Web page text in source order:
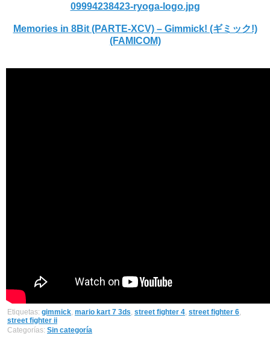
09994238423-ryoga-logo.jpg
Memories in 8Bit (PARTE-XCV) – Gimmick! (ギミック!)
(FAMICOM)
Etiquetas: gimmick, mario kart 7 3ds, street fighter 4, street fighter 6,
street fighter ii
Categorías: Sin categoría